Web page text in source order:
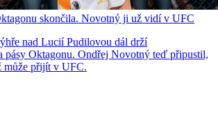
skončila. Novotný ji už vidí v UFC
nad Lucií Pudilovou dál drží
pásy Oktagonu. Ondřej Novotný teď připustil,
může přijít v UFC.